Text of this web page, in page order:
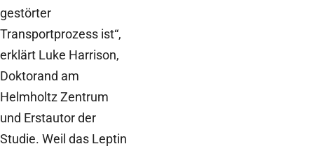
gestörter
Transportprozess ist“,
erklärt Luke Harrison,
Doktorand am
Helmholtz Zentrum
und Erstautor der
Studie. Weil das Leptin